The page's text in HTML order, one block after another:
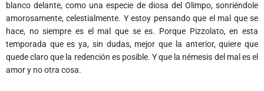
blanco delante, como una especie de diosa del Olimpo, sonriéndole
amorosamente, celestialmente. Y estoy pensando que el mal que se
hace, no siempre es el mal que se es. Porque Pizzolato, en esta
temporada que es ya, sin dudas, mejor que la anterior, quiere que
quede claro que la redención es posible. Y que la némesis del mal es el
amor y no otra cosa.